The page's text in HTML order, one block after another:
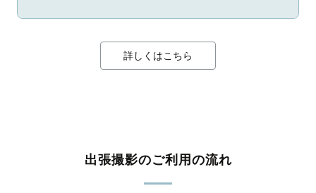
詳しくはこちら
出張撮影のご利用の流れ